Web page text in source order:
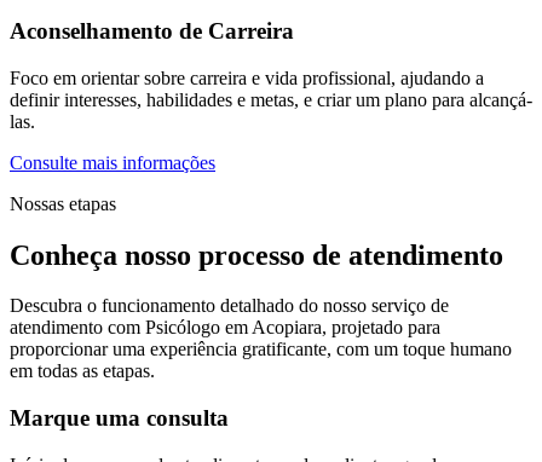
Aconselhamento de Carreira
Foco em orientar sobre carreira e vida profissional, ajudando a
definir interesses, habilidades e metas, e criar um plano para alcançá-
las.
Consulte mais informações
Nossas etapas
Conheça nosso processo de atendimento
Descubra o funcionamento detalhado do nosso serviço de
atendimento com Psicólogo em Acopiara, projetado para
proporcionar uma experiência gratificante, com um toque humano
em todas as etapas.
Marque uma consulta